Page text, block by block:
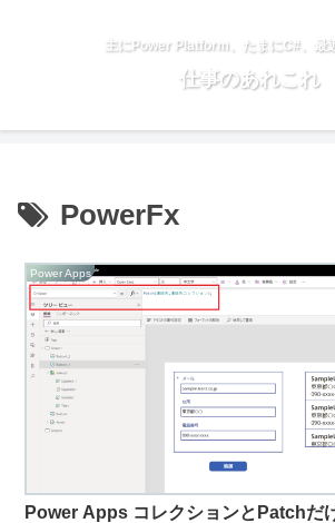
主にPower Platform、たまにC#、最
仕事のあれこれ
PowerFx
Power Apps
Power Apps コレクションとPatchだ